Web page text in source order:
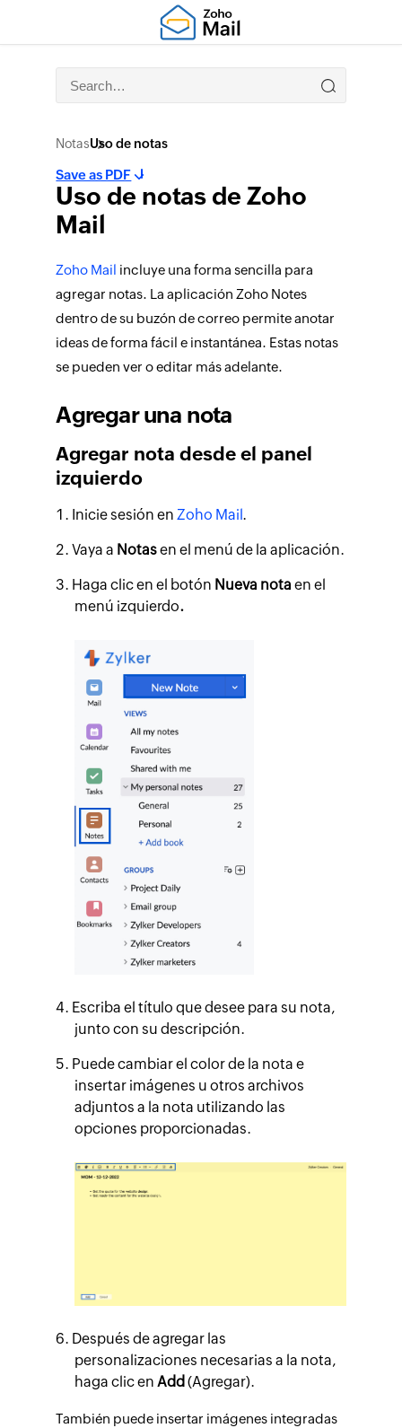
NotasUso de notas
Uso de notas de Zoho
Mail
Save as PDF
Zoho Mail incluye una forma sencilla para
agregar notas. La aplicación Zoho Notes
dentro de su buzón de correo permite anotar
ideas de forma fácil e instantánea. Estas notas
se pueden ver o editar más adelante.
Agregar una nota
Agregar nota desde el panel
izquierdo
Inicie sesión enZoho Mail.
Vaya a Notasen el menú de la aplicación.
Haga clic en el botón Nueva nota en el
menú izquierdo.
Escriba el título que desee para su nota,
junto con su descripción.
Puede cambiar el color de la nota e
insertar imágenes u otros archivos
adjuntos a la nota utilizando las
opciones proporcionadas.
Después de agregar las
personalizaciones necesarias a la nota,
haga clic enAdd (Agregar).
También puede insertar imágenes integradas